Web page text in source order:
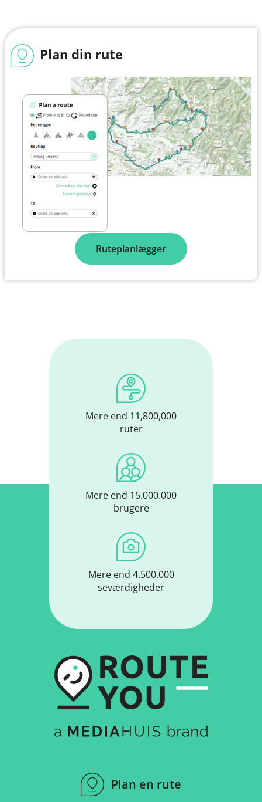
Plan din rute
Ruteplanlægger
Mere end 11,800,000
ruter
Mere end 15.000.000
brugere
Mere end 4.500.000
seværdigheder
Plan en rute